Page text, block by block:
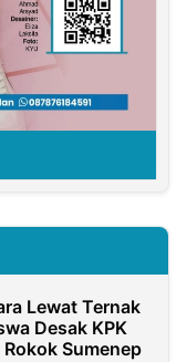
Lewat Ternak
Desak KPK
Sumenep